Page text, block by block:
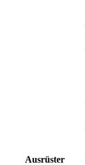
Ausrüster